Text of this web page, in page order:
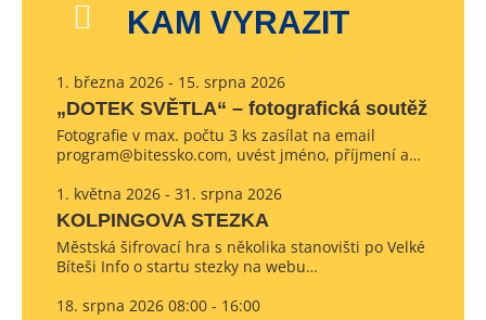
KAM VYRAZIT
1. března 2026 - 15. srpna 2026
„DOTEK SVĚTLA“ – fotografická soutěž
Fotografie v max. počtu 3 ks zasílat na email
program@bitessko.com, uvést jméno, příjmení a…
1. května 2026 - 31. srpna 2026
KOLPINGOVA STEZKA
Městská šifrovací hra s několika stanovišti po Velké
Bíteši Info o startu stezky na webu…
18. srpna 2026 08:00 - 16:00